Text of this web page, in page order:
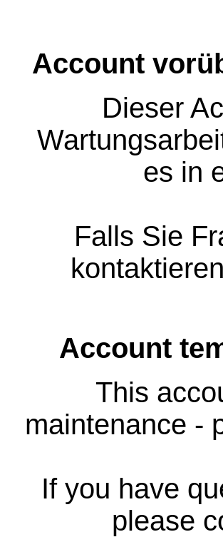
Account
Dieser
es in
Falls Sie
Account
This
maintenance -
If you have
please